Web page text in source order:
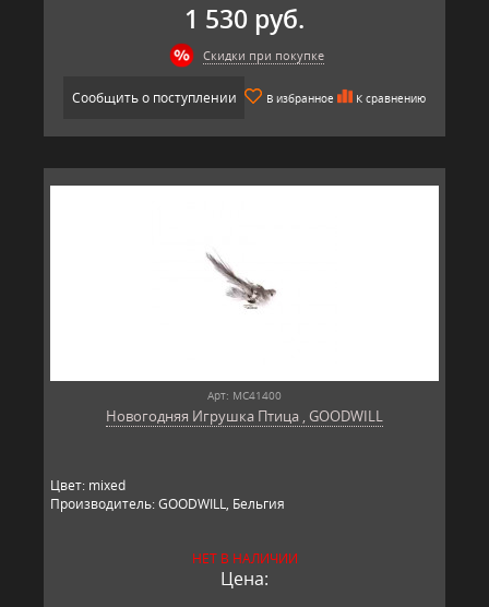
1 530 руб.
Скидки при покупке
Сообщить о поступлении В избранное К сравнению
Арт: MC41400
Новогодняя Игрушка Птица , GOODWILL
Цвет: mixed
Производитель: GOODWILL, Бельгия
НЕТ В НАЛИЧИИ
Цена: